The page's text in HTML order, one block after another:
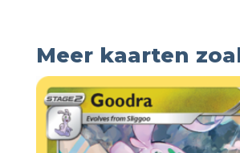
Meer kaarten